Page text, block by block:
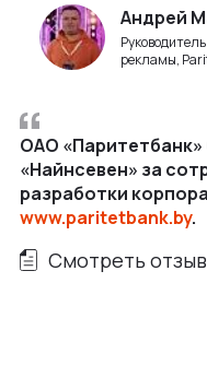
Андрей
рекламы,
ОАО
«Найнсевен» за
разработки
www.paritetbank.by.
Смотреть отзыв